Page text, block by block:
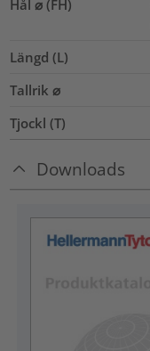
Hål ⌀ (FH)
Längd (L)
Tallrik ⌀
Tjockl (T)
Downloads